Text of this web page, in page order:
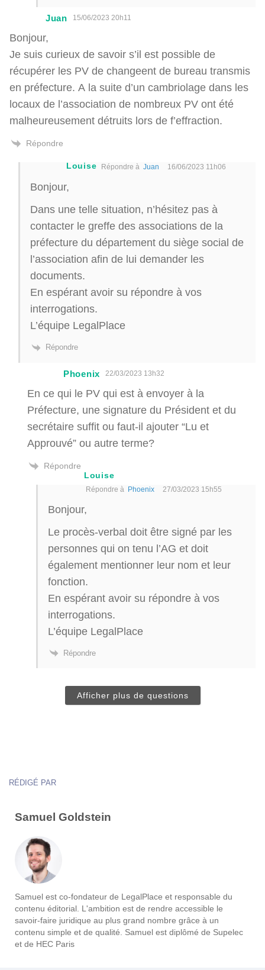
Juan 15/06/2023 20h11
Bonjour,
Je suis curieux de savoir s’il est possible de
récupérer les PV de changeent de bureau transmis
en préfecture. A la suite d’un cambriolage dans les
locaux de l’association de nombreux PV ont été
malheureusement détruits lors de f’effraction.
Répondre
Louise Répondre àJuan 16/06/2023 11h06
Bonjour,
Dans une telle situation, n’hésitez pas à
contacter le greffe des associations de la
préfecture du département du siège social de
l’association afin de lui demander les
documents.
En espérant avoir su répondre à vos
interrogations.
L’équipe LegalPlace
Répondre
Phoenix 22/03/2023 13h32
En ce qui le PV qui est à envoyer à la
Préfecture, une signature du Président et du
secrétaire suffit ou faut-il ajouter “Lu et
Approuvé” ou autre terme?
Répondre
Louise
Répondre à Phoenix 27/03/2023 15h55
Bonjour,
Le procès-verbal doit être signé par les
personnes qui on tenu l’AG et doit
également mentionner leur nom et leur
fonction.
En espérant avoir su répondre à vos
interrogations.
L’équipe LegalPlace
Répondre
Afficher plus de questions
RÉDIGÉ PAR
Samuel Goldstein
Samuel est co-fondateur de LegalPlace et responsable du
contenu éditorial. L'ambition est de rendre accessible le
savoir-faire juridique au plus grand nombre grâce à un
contenu simple et de qualité. Samuel est diplômé de Supelec
et de HEC Paris